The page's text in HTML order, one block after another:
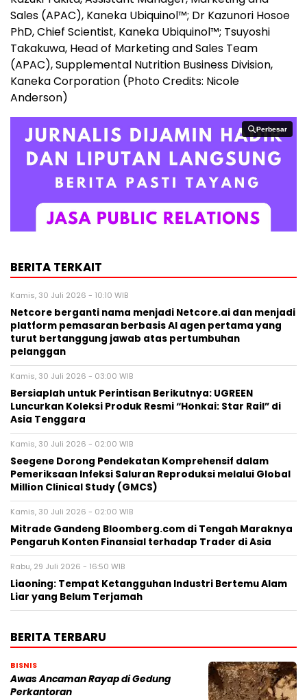
Sales (APAC), Kaneka Ubiquinol™; Dr Kazunori Hosoe
PhD, Chief Scientist, Kaneka Ubiquinol™; Tsuyoshi
Takakuwa, Head of Marketing and Sales Team
(APAC), Supplemental Nutrition Business Division,
Kaneka Corporation (Photo Credits: Nicole
Anderson)
Perbesar
Perbesar
BERITA TERKAIT
Kamis, 30 Juli 2026 - 10:10 WIB
Netcore berganti nama menjadi Netcore.ai dan menjadi
platform pemasaran berbasis AI agen pertama yang
turut bertanggung jawab atas pertumbuhan
pelanggan
Kamis, 30 Juli 2026 - 03:00 WIB
Bersiaplah untuk Perintisan Berikutnya: UGREEN
Luncurkan Koleksi Produk Resmi “Honkai: Star Rail” di
Asia Tenggara
Kamis, 30 Juli 2026 - 02:00 WIB
Seegene Dorong Pendekatan Komprehensif dalam
Pemeriksaan Infeksi Saluran Reproduksi melalui Global
Million Clinical Study (GMCS)
Kamis, 30 Juli 2026 - 02:00 WIB
Mitrade Gandeng Bloomberg.com di Tengah Maraknya
Pengaruh Konten Finansial terhadap Trader di Asia
Rabu, 29 Juli 2026 - 16:50 WIB
Liaoning: Tempat Ketangguhan Industri Bertemu Alam
Liar yang Belum Terjamah
BERITA TERBARU
BISNIS
Awas Ancaman Rayap di Gedung
Perkantoran